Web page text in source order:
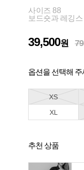
사이즈 88
보드숏과 레깅
39,500원
옵션을 선택해 주
XS
XL
추천 상품